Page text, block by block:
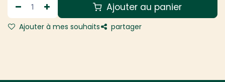
Ajouter au panier
Ajouter à mes souhaits partager